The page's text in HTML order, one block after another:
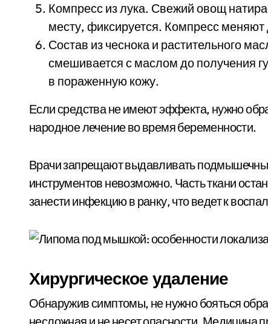
Компресс из лука. Свежий овощ
месту, фиксируется. Компресс меняют
Состав из чеснока и растительного
смешивается с маслом до получения
в пораженную кожу.
Если средства не имеют эффекта, нужно
народное лечение во время беременности.
Врачи запрещают выдавливать
инструментов невозможно. Часть ткани
занести инфекцию в ранку, что ведет к
Хирургическое удаление
Обнаружив симптомы, не нужно бояться